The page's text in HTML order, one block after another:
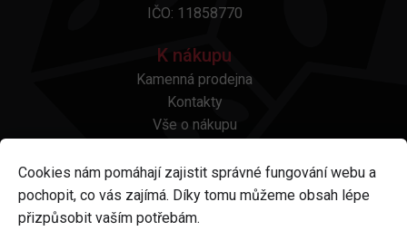
IČO: 11858770
K nákupu
Kamenná prodejna
Kontakty
Vše o nákupu
Platba a doprava
Reklamace a vrácení
Obchodní podmínky
Cookies nám pomáhají zajistit správné fungování webu a
pochopit, co vás zajímá. Díky tomu můžeme obsah lépe
přizpůsobit vaším potřebám.